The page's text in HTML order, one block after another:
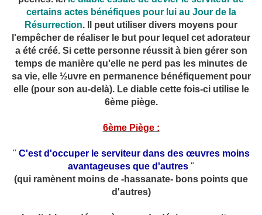
certains actes bénéfiques pour lui au Jour de la
Résurrection. Il peut utiliser divers moyens pour
l'empêcher de réaliser le but pour lequel cet adorateur
a été créé. Si cette personne réussit à bien gérer son
temps de manière qu'elle ne perd pas les minutes de
sa vie, elle ½uvre en permanence bénéfiquement pour
elle (pour son au-delà). Le diable cette fois-ci utilise le
6ème piège.
6ème Piège :
" C'est d'occuper le serviteur dans des œuvres moins
avantageuses que d'autres "
(qui ramènent moins de -hassanate- bons points que
d'autres)